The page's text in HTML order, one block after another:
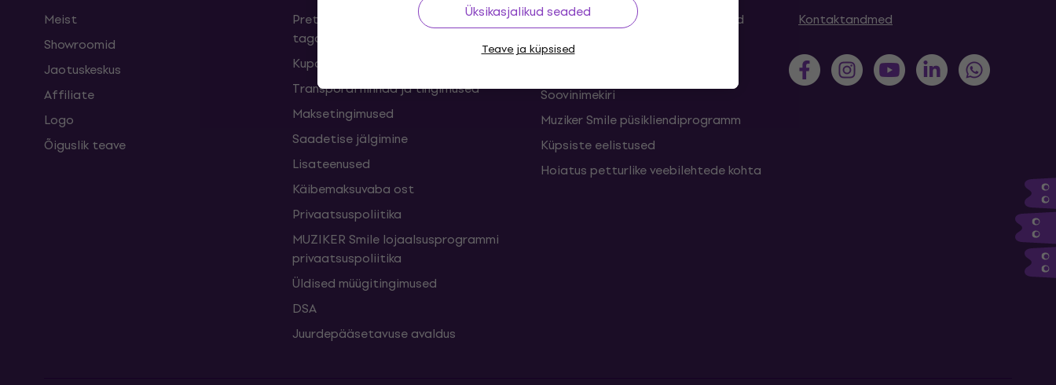
Üksikasjalikud seaded
Teave ja küpsised
Meist
Showroomid
Jaotuskeskus
Affiliate
Logo
Õiguslik teave
Pretensioonid ja lepingust
taganemised
Kupongid
Transpordi hinnad ja tingimused
Maksetingimused
Saadetise jälgimine
Lisateenused
Käibemaksuvaba ost
Privaatsuspoliitika
MUZIKER Smile lojaalsusprogrammi
privaatsuspoliitika
Üldised müügitingimused
DSA
Juurdepääsetavuse avaldus
KKK - Korduma kippuvad küsimused
Muziker Blogi
Soovinimekiri
Muziker Smile püsikliendiprogramm
Küpsiste eelistused
Hoiatus petturlike veebilehtede kohta
Kontaktandmed